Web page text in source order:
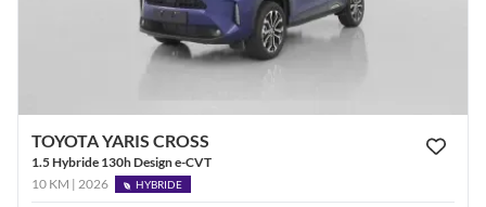
TOYOTA YARIS CROSS
1.5 Hybride 130h Design e-CVT
10 KM | 2026
HYBRIDE